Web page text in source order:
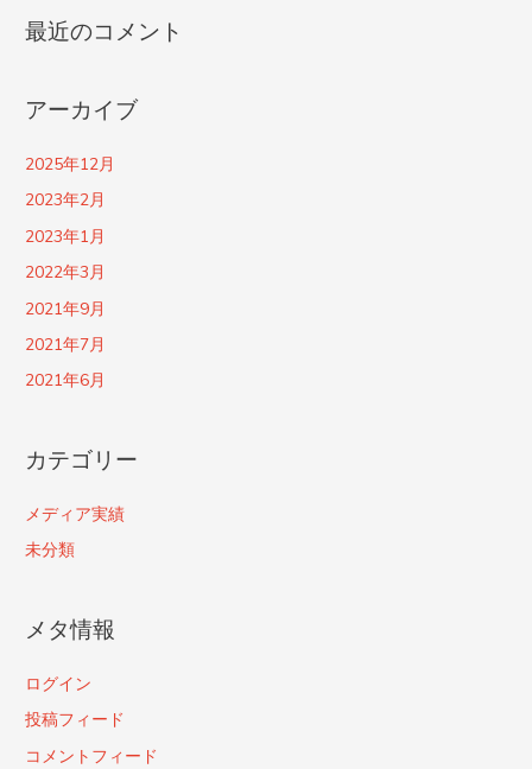
最近のコメント
アーカイブ
2025年12月
2023年2月
2023年1月
2022年3月
2021年9月
2021年7月
2021年6月
カテゴリー
メディア実績
未分類
メタ情報
ログイン
投稿フィード
コメントフィード